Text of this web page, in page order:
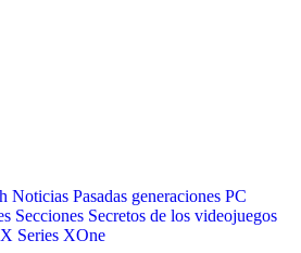
Noticias Pasadas generaciones PC
Secciones Secretos de los videojuegos
Series XOne